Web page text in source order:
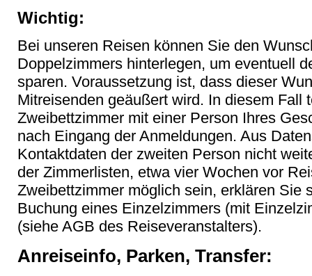
Wichtig:
Bei unseren Reisen können Sie den
Doppelzimmers hinterlegen, um eventuell
sparen. Voraussetzung ist, dass dieser
Mitreisenden geäußert wird. In diesem Fall
Zweibettzimmer mit einer Person Ihres
nach Eingang der Anmeldungen. Aus
Kontaktdaten der zweiten Person nicht
der Zimmerlisten, etwa vier Wochen vor
Zweibettzimmer möglich sein, erklären Sie
Buchung eines Einzelzimmers (mit
(siehe AGB des Reiseveranstalters).
Anreiseinfo, Parken, Transfer: